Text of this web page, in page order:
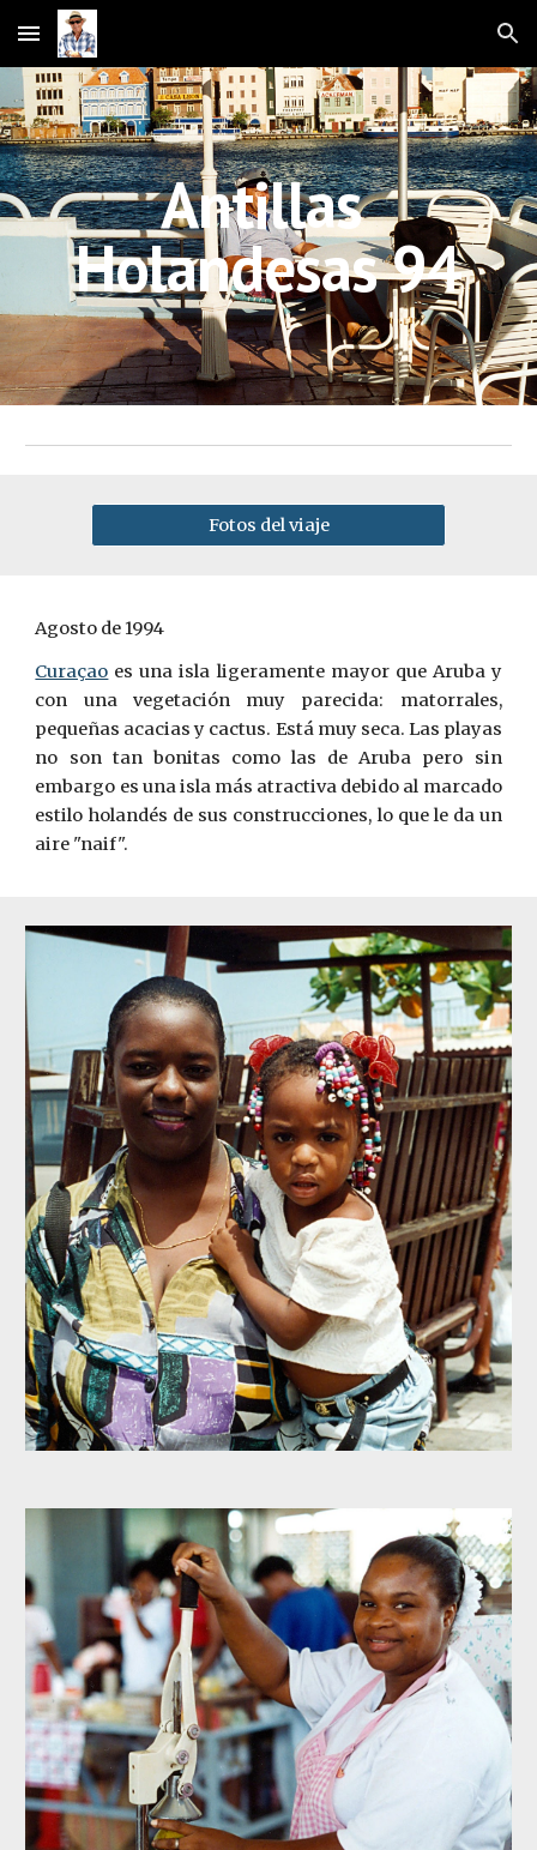
Skip to main content Skip to navigation
Antillas
Holandesas 94
Fotos del viaje
Agosto de 1994
Curaçao es una isla ligeramente mayor que Aruba y
con una vegetación muy parecida: matorrales,
pequeñas acacias y cactus. Está muy seca. Las playas
no son tan bonitas como las de Aruba pero sin
embargo es una isla más atractiva debido al marcado
estilo holandés de sus construcciones, lo que le da un
aire "naif".